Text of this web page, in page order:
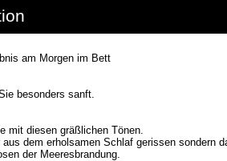
am Morgen im Bett
besonders sanft.
mit diesen gräßlichen Tönen.
dem erholsamen Schlaf gerissen sondern
der Meeresbrandung.